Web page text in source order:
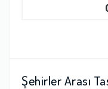
Şehirler Arası